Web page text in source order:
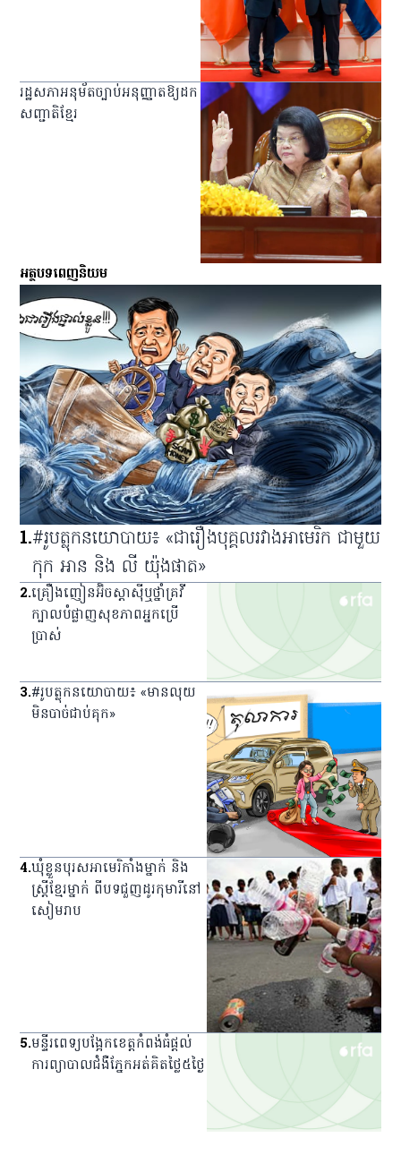
រដ្ឋសភាអនុម័តច្បាប់អនុញ្ញាតឱ្យដក
សញ្ជាតិខ្មែរ
អត្ថបទពេញនិយម
1.#រូបត្លុកនយោបាយ៖ «ជារឿងបុគ្គលរវាងអាមេរិក ជាមួយ
កុក អាន និង លី យ៉ុងផាត»
2.គ្រឿង​ញៀន​អ៊ិចស្តាស៊ី​ឬ​ថ្នាំ​គ្រវី​
ក្បាល​បំផ្លាញ​សុខភាព​អ្នក​ប្រើ
ប្រាស់
3.#រូបត្លុកនយោបាយ៖ «មានលុយ
មិនបាច់ជាប់គុក»
4.ឃុំ​ខ្លួន​បុរស​អាមេរិកាំង​ម្នាក់ និង​
ស្ត្រី​ខ្មែរ​ម្នាក់ ពី​បទ​ជួញ​ដូរ​កុមារី​នៅ​
សៀមរាប
5.មន្ទីរពេទ្យ​បង្អែក​ខេត្ត​កំពង់ធំ​ផ្ដល់​
ការ​ព្យាបាល​ជំងឺ​ភ្នែក​អត់​គិត​ថ្លៃ​៥​ថ្ងៃ